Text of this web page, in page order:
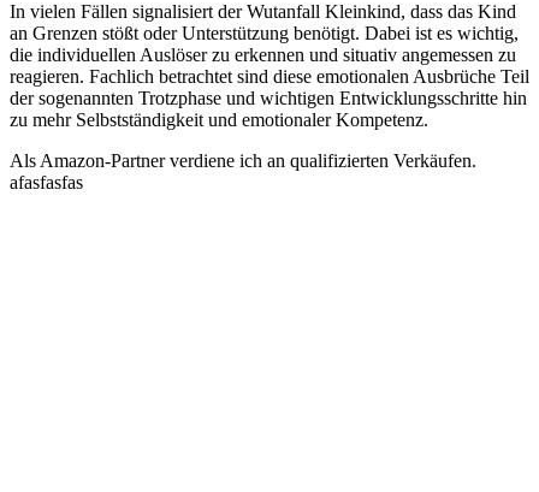
In vielen Fällen signalisiert der Wutanfall Kleinkind, dass das Kind
an Grenzen stößt oder Unterstützung benötigt. Dabei ist es wichtig,
die individuellen Auslöser zu erkennen und situativ angemessen zu
reagieren. Fachlich betrachtet sind diese emotionalen Ausbrüche Teil
der sogenannten Trotzphase und wichtigen Entwicklungsschritte hin
zu mehr Selbstständigkeit und emotionaler Kompetenz.
Als Amazon-Partner verdiene ich an qualifizierten Verkäufen.
afasfasfas